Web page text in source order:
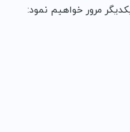
مرور خواهیم نمود: